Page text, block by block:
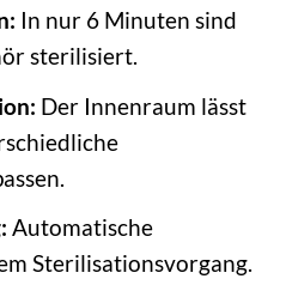
In nur 6 Minuten sind
sterilisiert.
Der Innenraum lässt
Automatische
Sterilisationsvorgang.